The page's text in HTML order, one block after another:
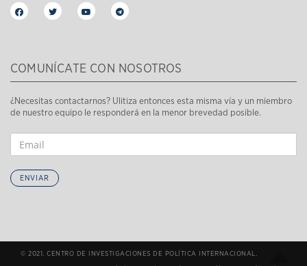
COMUNÍCATE CON NOSOTROS
¿Necesitas contactarnos? Ulitiza entonces esta misma vía y un miembro
de nuestro equipo le responderá en la menor brevedad posible.
ENVIAR
© 2021. CENTRO DE INVESTIGACIONES DE POLÍTICA INTERNACIONAL.